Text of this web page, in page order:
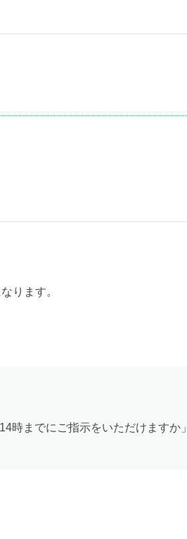
ります。
時までにご指示をいただけますか」